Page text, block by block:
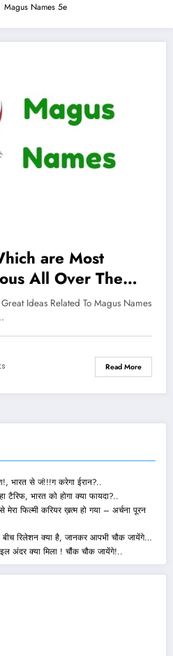
Magus Names 5e
are Most
All Over The
Ideas Related To Magus Names
Read More
भारत से जं!!!ग करेगा ईरान?..
टैरिफ, भारत को होगा क्या फायदा?..
फिल्मी करियर ख़त्म हो गया – अर्चना पूरन
रिलेशन क्या है, जानकर आपभी चौक जायेंगे…
अंदर क्या मिला ! चौंक चौक जायेंगे!..